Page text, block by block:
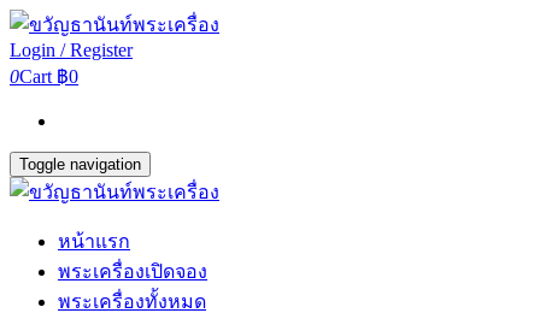
Login / Register
0Cart ฿0
Toggle navigation
หน้าแรก
พระเครื่องเปิดจอง
พระเครื่องทั้งหมด